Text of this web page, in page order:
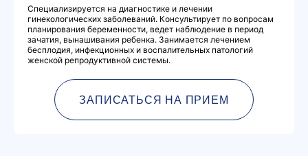
Специализируется на диагностике и лечении
гинекологических заболеваний. Консультирует по вопросам
планирования беременности, ведет наблюдение в период
зачатия, вынашивания ребенка. Занимается лечением
бесплодия, инфекционных и воспалительных патологий
женской репродуктивной системы.
ЗАПИСАТЬСЯ НА ПРИЕМ